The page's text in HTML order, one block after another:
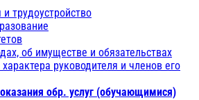
трудоустройство
об имуществе и обязательствах
руководителя и членов его
обр. услуг (обучающимися)